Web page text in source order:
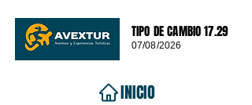
TIPO DE CAMBIO 17.29
07/08/2026
INICIO